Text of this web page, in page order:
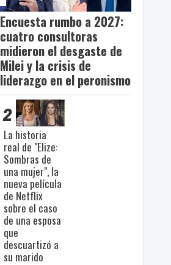
Encuesta rumbo a 2027:
cuatro consultoras
midieron el desgaste de
Milei y la crisis de
liderazgo en el peronismo
2
La historia
real de "Elize:
Sombras de
una mujer", la
nueva película
de Netflix
sobre el caso
de una esposa
que
descuartizó a
su marido